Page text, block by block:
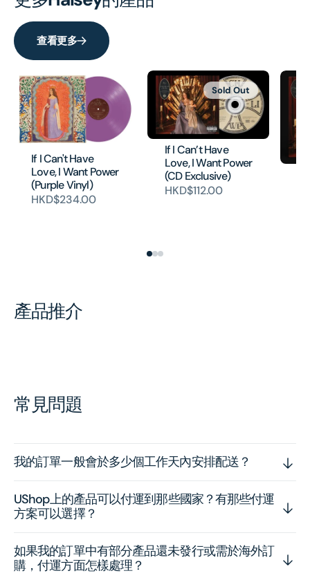
查看更多
If I Can't Have
Love, I Want Power
(Purple Vinyl)
HKD$234.00
If I Can’t Have
Love, I Want Power
(CD Exclusive)
HKD$112.00
Sold Out
產品推介
常見問題
我的訂單一般會於多少個工作天內安排配送？
UShop上的產品可以付運到那些國家？有那些付運
方案可以選擇？
如果我的訂單中有部分產品還未發行或需於海外訂
購，付運方面怎樣處理？